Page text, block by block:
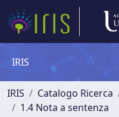
IRIS
IRIS Catalogo Ricerca
1.4 Nota a sentenza